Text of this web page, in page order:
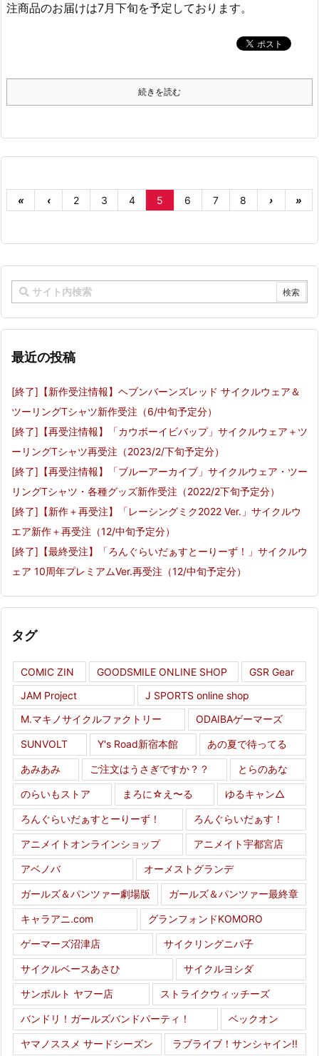
注商品のお届けは7月下旬を予定しております。
続きを読む
« ‹ 2 3 4 5 6 7 8 › »
最近の投稿
[終了]【新作受注情報】ヘブンバーンズレッド サイクルウェア＆
ツーリングTシャツ新作受注（6/中旬予定分）
[終了]【再受注情報】「カウボーイビバップ」サイクルウェア＋ツ
ーリングTシャツ再受注（2023/2/下旬予定分）
[終了]【再受注情報】「ブルーアーカイブ」サイクルウェア・ツー
リングTシャツ・各種グッズ新作受注（2022/2下旬予定分）
[終了]【新作＋再受注】「レーシングミク2022 Ver.」サイクルウ
エア新作＋再受注（12/中旬予定分）
[終了]【最終受注】「ろんぐらいだぁすとーりーず！」サイクルウ
ェア 10周年プレミアムVer.再受注（12/中旬予定分）
タグ
COMIC ZIN GOODSMILE ONLINE SHOP
GSR Gear
JAM Project
J SPORTS online shop
M.マキノサイクルファクトリー
ODAIBAゲーマーズ
SUNVOLT Y's Road新宿本館 あの夏で待ってる
あみあみ ご注文はうさぎですか？？ とらのあな
のらいもストア まろに☆え〜る ゆるキャン△
ろんぐらいだぁすとーりーず！ ろんぐらいだぁす！
アニメイトオンラインショップ アニメイト宇都宮店
アベノバ オーメストグランデ
ガールズ＆パンツァー劇場版 ガールズ＆パンツァー最終章
キャラアニ.com グランフォンドKOMORO
ゲーマーズ沼津店 サイクリングニパ子
サイクルベースあさひ サイクルヨシダ
サンボルト ヤフー店 ストライクウィッチーズ
バンドリ！ガールズバンドパーティ！ ベックオン
ヤマノススメ サードシーズン ラブライブ！サンシャイン!!